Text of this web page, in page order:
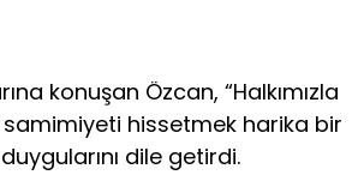
konuşan Özcan, “Halkımızla
hissetmek harika bir
dile getirdi.